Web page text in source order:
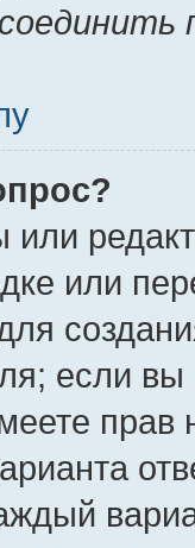
или
или
если
прав